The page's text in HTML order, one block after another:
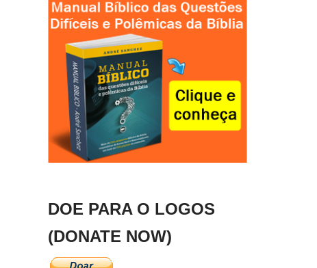
DOE PARA O LOGOS
(DONATE NOW)